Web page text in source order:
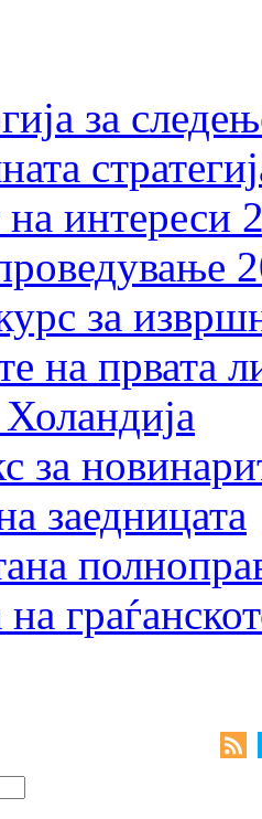
за
на интереси
за
на првата
за
заедницата
на